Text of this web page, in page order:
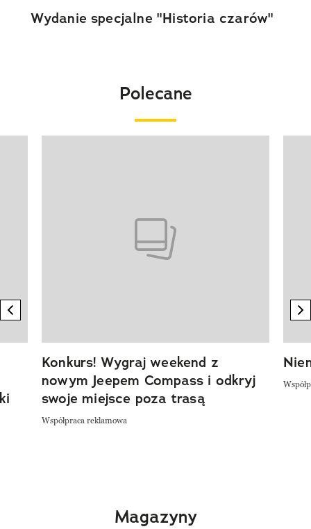
Wydanie specjalne "Historia czarów"
Polecane
previous element
Konkurs! Wygraj weekend z
nowym Jeepem Compass i odkryj
swoje miejsce poza trasą
Współpraca reklamowa
Magazyny